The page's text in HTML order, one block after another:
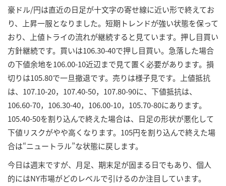
豪ドル/円は直近の日足が十文字の寄せ線に近い形で終えてお
り、上昇一服となりました。短期トレンドが強い状態を保って
おり、上値トライの流れが継続すると見ています。押し目買い
方針継続です。買いは106.30-40で押し目買い。急落した場合
の下値余地を106.00-10近辺まで見て置く必要があります。損
切りは105.80で一旦撤退です。売りは様子見です。上値抵抗
は、107.10-20，107.40-50，107.80-90に、下値抵抗は、
106.60-70，106.30-40，106.00-10，105.70-80にあります。
105.40-50を割り込んで終えた場合は、日足の形状が悪化して
下値リスクがやや高くなります。105円を割り込んで終えた場
合は“ニュートラル”な状態に戻します。
今日は週末ですが、月足、期末足が固まる日でもあり、個人
的にはNY市場がどのレベルで引けるのか注目しています。